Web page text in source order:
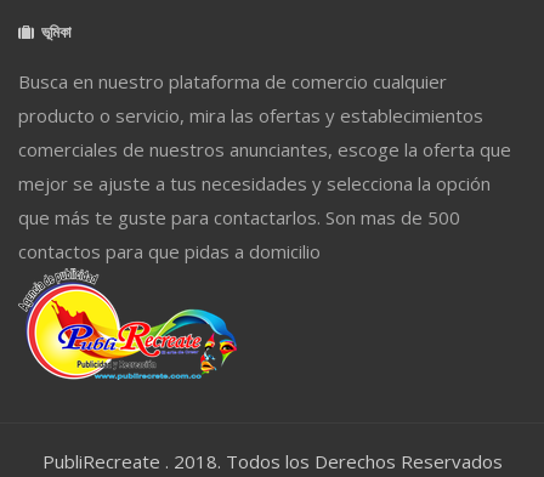
ভূমিকা
Busca en nuestro plataforma de comercio cualquier
producto o servicio, mira las ofertas y establecimientos
comerciales de nuestros anunciantes, escoge la oferta que
mejor se ajuste a tus necesidades y selecciona la opción
que más te guste para contactarlos. Son mas de 500
contactos para que pidas a domicilio
PubliRecreate . 2018. Todos los Derechos Reservados